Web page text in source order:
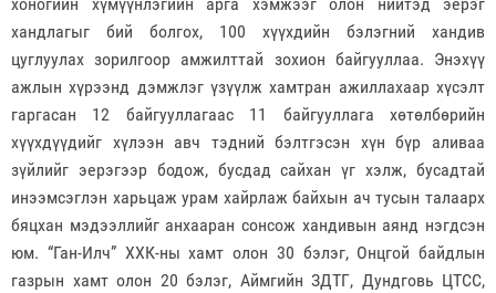
хандлагыг бий болгох, 100 хүүхдийн бэлэгний хандив
цуглуулах зорилгоор амжилттай зохион байгууллаа. Энэхүү
ажлын хүрээнд дэмжлэг үзүүлж хамтран ажиллахаар хүсэлт
гаргасан 12 байгууллагаас 11 байгууллага хөтөлбөрийн
хүүхдүүдийг хүлээн авч тэдний бэлтгэсэн хүн бүр аливаа
зүйлийг эерэгээр бодож, бусдад сайхан үг хэлж, бусадтай
инээмсэглэн харьцаж урам хайрлаж байхын ач тусын талаарх
бяцхан мэдээллийг анхааран сонсож хандивын аянд нэгдсэн
юм. “Ган-Илч” ХХК-ны хамт олон 30 бэлэг, Онцгой байдлын
газрын хамт олон 20 бэлэг, Аймгийн ЗДТГ, Дундговь ЦТСС,